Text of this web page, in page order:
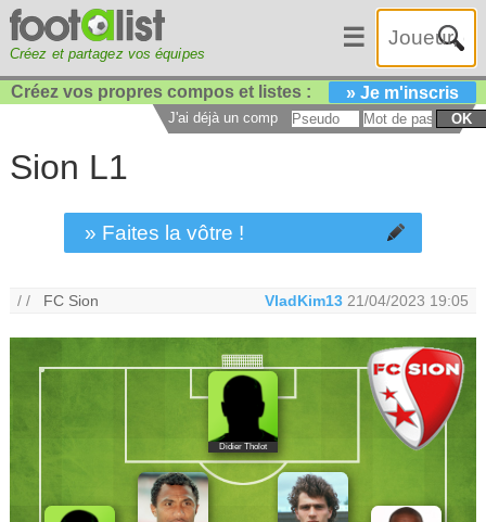
Créez et partagez vos équipes
☰
Créez vos propres compos et listes : » Je m'inscris
J'ai déjà un compte : OK
Sion L1
» Faites la vôtre !
/ / FC Sion VladKim13 21/04/2023 19:05
Didier Tholot